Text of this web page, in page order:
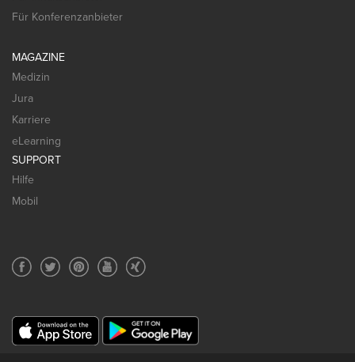
Für Konferenzanbieter
MAGAZINE
Medizin
Jura
Karriere
eLearning
SUPPORT
Hilfe
Mobil